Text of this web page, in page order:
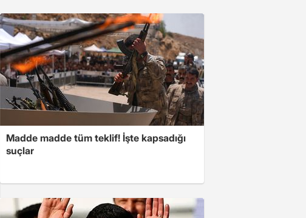
Madde madde tüm teklif! İşte kapsadığı
suçlar